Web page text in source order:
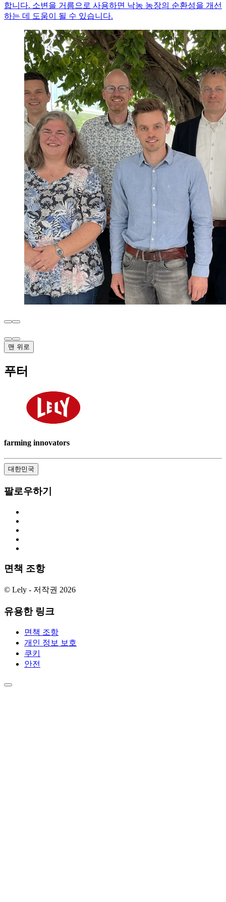
합니다. 소변을 거름으로 사용하면 낙농 농장의 순환성을 개선
하는 데 도움이 될 수 있습니다.
맨 위로
푸터
farming innovators
대한민국
팔로우하기
면책 조항
© Lely - 저작권 2026
유용한 링크
면책 조항
개인 정보 보호
쿠키
안전